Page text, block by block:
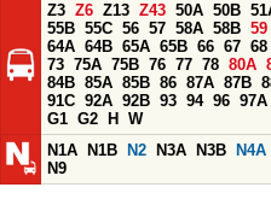
Z3 Z6 Z13 Z43 50A 50B
55B 55C 56 57 58A 58B 59
64A 64B 65A 65B 66 67 68
73 75A 75B 76 77 78 80A
84B 85A 85B 86 87A 87B
91C 92A 92B 93 94 96 97A
G1 G2 H
W
N1A
N1B N2 N3A N3B N4A
N9